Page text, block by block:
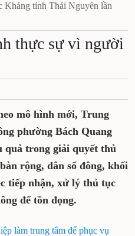
Kháng tỉnh Thái Nguyên lần
thực sự vì người
mô hình mới, Trung
phường Bách Quang
quả trong giải quyết thủ
rộng, dân số đông, khối
tiếp nhận, xử lý thủ tục
để tồn đọng.
làm trung tâm để phục vụ